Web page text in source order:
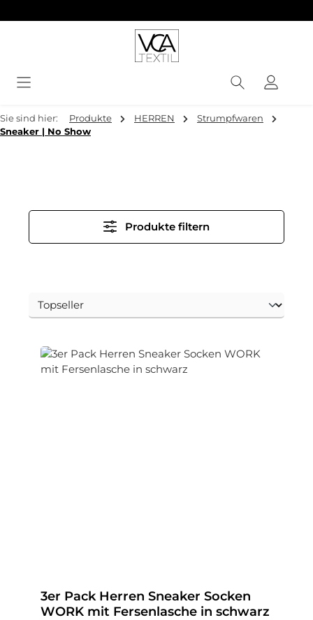
Sie sind hier: Produkte HERREN
Strumpfwaren
Sneaker | No Show
Produkte filtern
3er Pack Herren Sneaker Socken
WORK mit Fersenlasche in schwarz